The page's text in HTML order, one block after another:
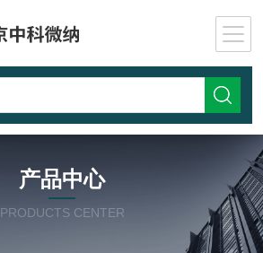
产品中心
PRODUCTS CENTER